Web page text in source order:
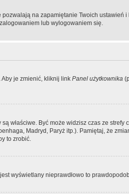
na zapamiętanie Twoich
lub wylogowaniem się.
je zmienić, kliknij link Panel użytkownika
właściwe. Być może widzisz czas ze
Madryd, Paryż itp.). Pamiętaj, że
to zrobić.
wyświetlany nieprawdłowo to